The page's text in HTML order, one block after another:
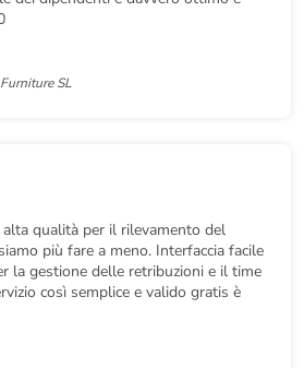
SL
qualità per il rilevamento del
più fare a meno. Interfaccia facile
la gestione delle retribuzioni e il time
così semplice e valido gratis è